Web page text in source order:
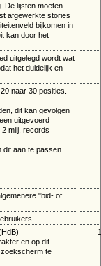
De lijsten moeten
afgewerkte stories
bijkomen in
kan door het
uitgelegd wordt wat
het duidelijk en
naar 30 posities.
dit kan gevolgen
uitgevoerd
milj. records
aan te passen.
"bid- of
en op dit
te